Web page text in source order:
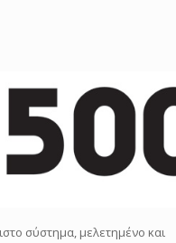
σύστημα, μελετημένο και